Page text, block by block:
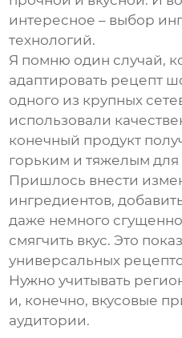
интересное – выбор
технологий.
Я помню один случай,
адаптировать рецепт
одного из крупных
использовали
конечный продукт
горьким и тяжелым для
Пришлось внести
ингредиентов,
даже немного
смягчить вкус. Это
универсальных
Нужно учитывать
и, конечно, вкусовые
аудитории.